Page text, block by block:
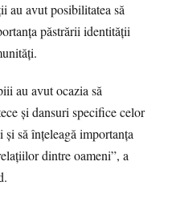
au avut posibilitatea să
păstrării identității
au avut ocazia să
și dansuri specifice celor
să înțeleagă importanța
dintre oameni”, a